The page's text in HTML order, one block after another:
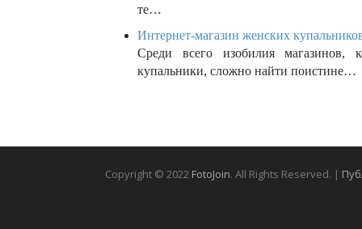
те…
Интернет-магазин женских
Среди всего изобилия
купальники, сложно найти поистине…
Copyright © 2022 FotoJoin. All Rights Reserved. |